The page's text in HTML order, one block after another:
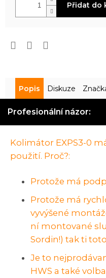
Přidat do
Popis Diskuze
Profesionální názor:
Kolimátor EXPS3-0
použití. Proč?:
Protože má
Protože má
vyvýšené
ní montované
Sordin!) tak ti
Je to
HWS a také